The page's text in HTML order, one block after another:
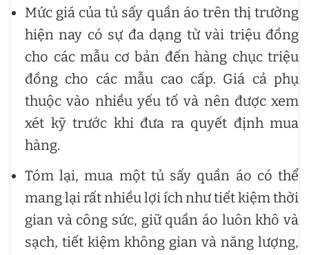
Mức giá của tủ sấy quần áo trên thị trường
hiện nay có sự đa dạng từ vài triệu đồng
cho các mẫu cơ bản đến hàng chục triệu
đồng cho các mẫu cao cấp. Giá cả phụ
thuộc vào nhiều yếu tố và nên được xem
xét kỹ trước khi đưa ra quyết định mua
hàng.
Tóm lại, mua một tủ sấy quần áo có thể
mang lại rất nhiều lợi ích như tiết kiệm thời
gian và công sức, giữ quần áo luôn khô và
sạch, tiết kiệm không gian và năng lượng,